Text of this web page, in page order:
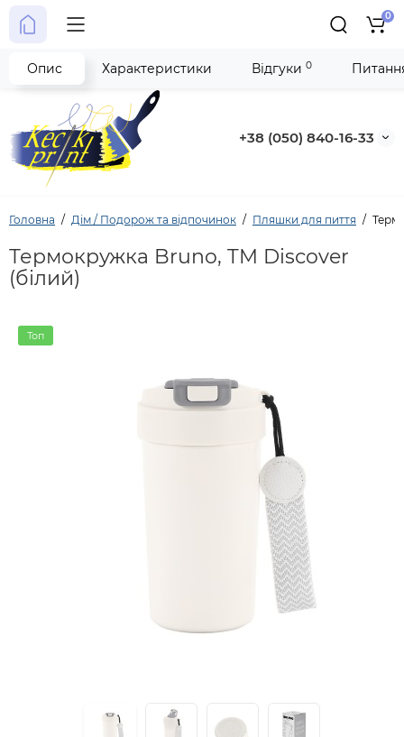
+38 (050) 840-16-33
0
Головна Дім / Подорож та відпочинок Пляшки для пиття
Термокружка Bruno, TM Discover
(білий)
Топ
Опис Характеристики Відгуки 0